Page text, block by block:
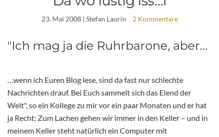
23. Mai 2008| Stefan Laurin 2 Kommentare
"Ich mag ja die Ruhrbarone, aber…
…wenn ich Euren Blog lese, sind da fast nur schlechte
Nachrichten drauf. Bei Euch sammelt sich das Elend der
Welt", so ein Kollege zu mir vor ein paar Monaten und er hat
ja Recht: Zum Lachen gehen wir immer in den Keller – und in
meinem Keller steht natürlich ein Computer mit